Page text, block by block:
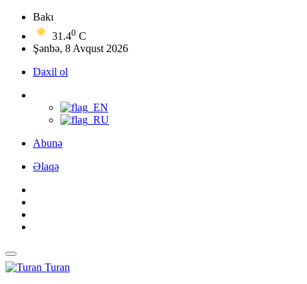
Bakı
31.40 C
Şənbə, 8 Avqust 2026
Daxil ol
Abunə
Əlaqə
Turan